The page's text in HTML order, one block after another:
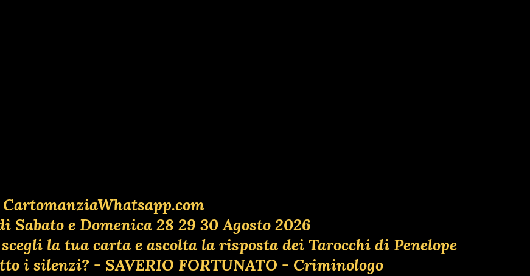
Sabato e Domenica 28 29 30 Agosto 2026
la tua carta e ascolta la risposta dei Tarocchi di Penelope
i silenzi? - SAVERIO FORTUNATO - Criminologo